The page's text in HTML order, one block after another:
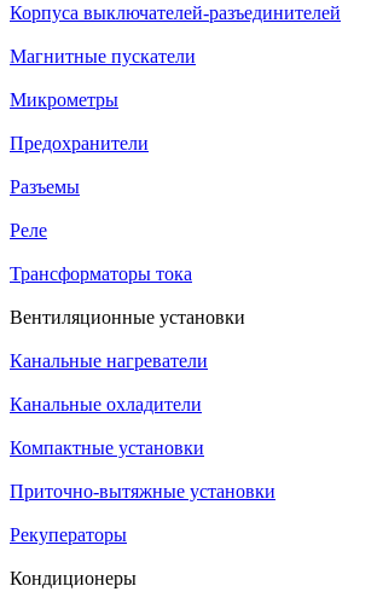
Корпуса выключателей-разъединителей
Магнитные пускатели
Микрометры
Предохранители
Разъемы
Реле
Трансформаторы тока
Вентиляционные установки
Канальные нагреватели
Канальные охладители
Компактные установки
Приточно-вытяжные установки
Рекуператоры
Кондиционеры